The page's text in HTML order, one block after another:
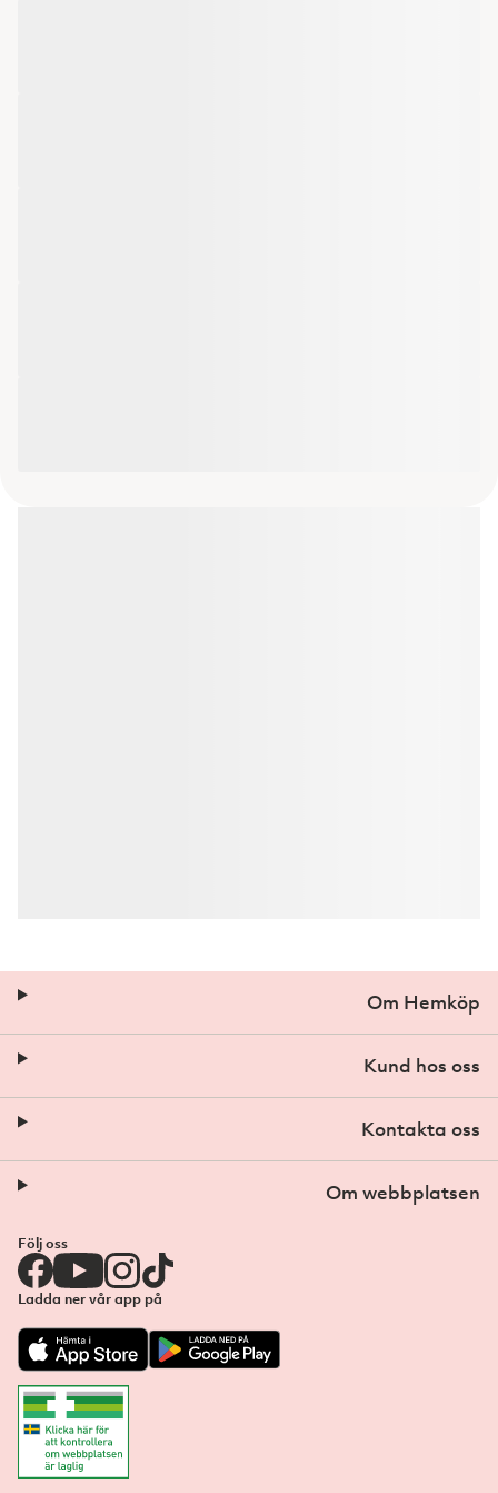
Om Hemköp
Kund hos oss
Kontakta oss
Om webbplatsen
Följ oss
Ladda ner vår app på